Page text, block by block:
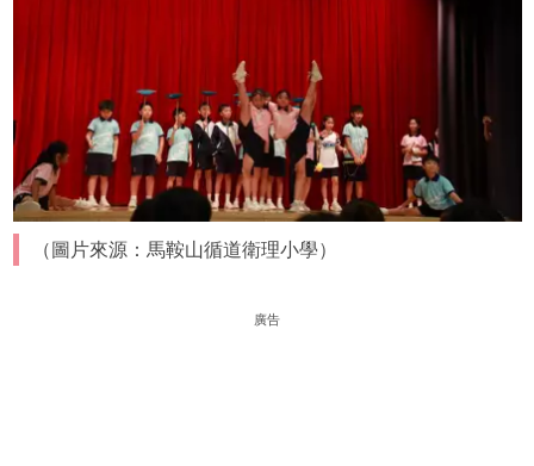
（圖片來源：馬鞍山循道衛理小學）
廣告